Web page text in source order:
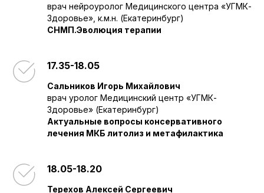
врач нейроуролог Медицинского центра «УГМК-
Здоровье», к.м.н. (Екатеринбург)
СНМП.Эволюция терапии
17.35-18.05
Сальников Игорь Михайлович
врач уролог Медицинский центр «УГМК-
Здоровье» (Екатеринбург)
Актуальные вопросы консервативного
лечения МКБ литолиз и метафилактика
18.05-18.20
Терехов Алексей Сергеевич